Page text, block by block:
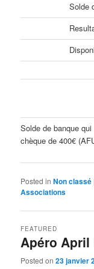
Solde
Solde de banque
chèque de 400€
Posted in Non classé
Associations
Apéro April
FEATURED
Posted on23 janvier